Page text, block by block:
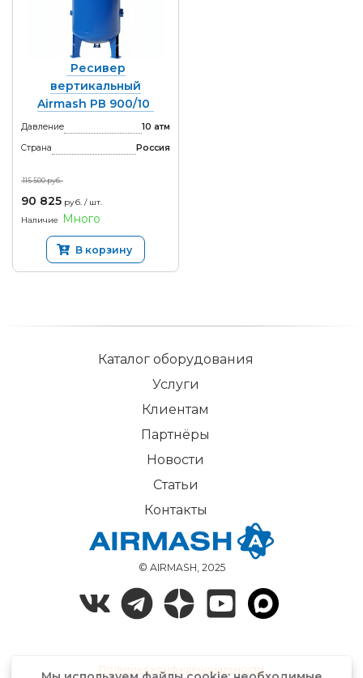
Ресивер
вертикальный
Airmash РВ 900/10
Давление
10 атм
Страна
Россия
115 500 руб.
90 825 руб. / шт.
Наличие
Много
В корзину
© AIRMASH, 2025
Каталог оборудования
Услуги
Клиентам
Партнёры
Новости
Статьи
Контакты
Политика конфиденциальности